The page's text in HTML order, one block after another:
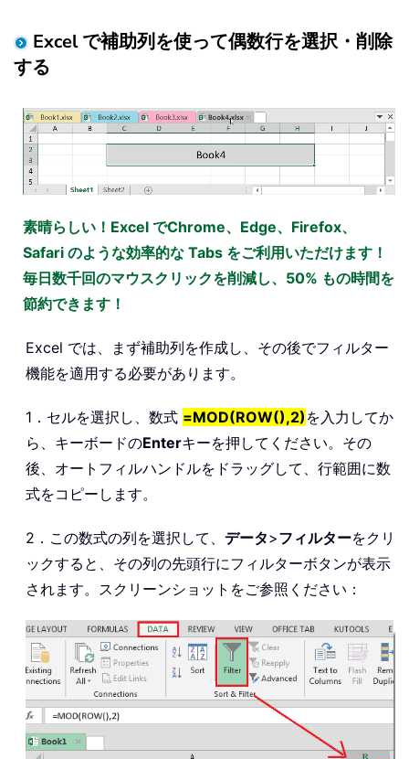
Excel で補助列を使って偶数行を選択・削除
する
素晴らしい！Excel でChrome、Edge、Firefox、
Safari のような効率的な Tabs をご利用いただけます！
毎日数千回のマウスクリックを削減し、50% もの時間を
節約できます！
Excel では、まず補助列を作成し、その後でフィルター
機能を適用する必要があります。
1．セルを選択し、数式 =MOD(ROW(),2) を入力してか
ら、キーボードのEnterキーを押してください。その
後、オートフィルハンドルをドラッグして、行範囲に数
式をコピーします。
2．この数式の列を選択して、 データ>フィルターをクリ
ックすると、その列の先頭行にフィルターボタンが表示
されます。スクリーンショットをご参照ください：